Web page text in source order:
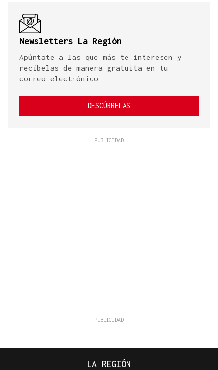
Newsletters La Región
Apúntate a las que más te interesen y
recíbelas de manera gratuita en tu
correo electrónico
DESCÚBRELAS
LA REGIÓN